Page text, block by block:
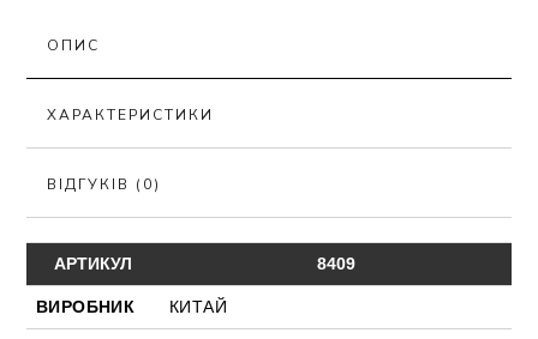
ОПИС
ХАРАКТЕРИСТИКИ
ВІДГУКІВ (0)
АРТИКУЛ 8409
ВИРОБНИК КИТАЙ